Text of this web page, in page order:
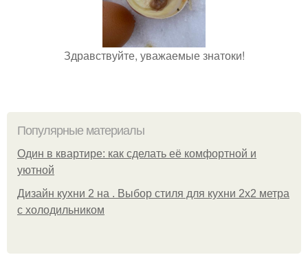
Здравствуйте, уважаемые знатоки!
Популярные материалы
Один в квартире: как сделать её комфортной и
уютной
Дизайн кухни 2 на . Выбор стиля для кухни 2х2 метра
с холодильником